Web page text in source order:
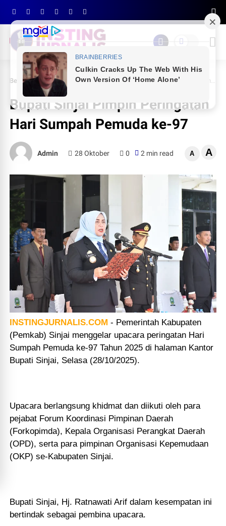
Beranda PEMDA SINJAI Bupati Sinjai Pimpin Peringatan Hari Sumpah Pemuda ke-97
Bupati Sinjai Pimpin Peringatan
Hari Sumpah Pemuda ke-97
Admin 28 Oktober 0 2 min read A A
INSTINGJURNALIS.COM - Pemerintah Kabupaten
(Pemkab) Sinjai menggelar upacara peringatan Hari
Sumpah Pemuda ke-97 Tahun 2025 di halaman Kantor
Bupati Sinjai, Selasa (28/10/2025).
Upacara berlangsung khidmat dan diikuti oleh para
pejabat Forum Koordinasi Pimpinan Daerah
(Forkopimda), Kepala Organisasi Perangkat Daerah
(OPD), serta para pimpinan Organisasi Kepemudaan
(OKP) se-Kabupaten Sinjai.
Bupati Sinjai, Hj. Ratnawati Arif dalam kesempatan ini
bertindak sebagai pembina upacara.